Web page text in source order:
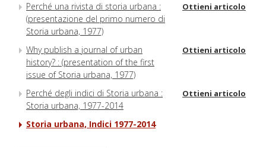
Perché una rivista di storia urbana :
(presentazione del primo numero di
Storia urbana, 1977)
Ottieni articolo
Why publish a journal of urban
history? : (presentation of the first
issue of Storia urbana, 1977)
Ottieni articolo
Perché degli indici di Storia urbana :
Storia urbana, 1977-2014
Ottieni articolo
Storia urbana, Indici 1977-2014